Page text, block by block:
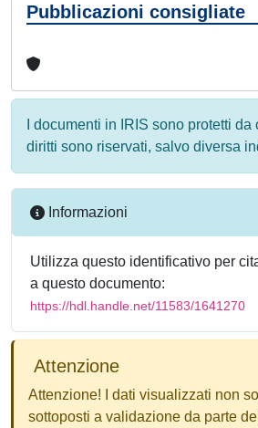
Pubblicazioni consigliate
I documenti in IRIS sono protetti da
diritti sono riservati, salvo diversa
Informazioni
Utilizza questo identificativo per
a questo documento:
https://hdl.handle.net/11583/1641270
Attenzione
Attenzione! I dati visualizzati non
sottoposti a validazione da parte